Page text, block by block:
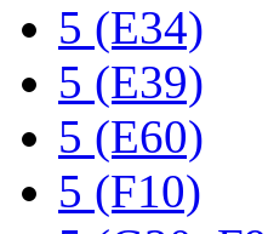
5 (E34)
5 (E39)
5 (E60)
5 (F10)